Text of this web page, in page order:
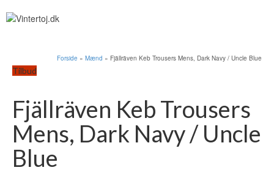
Forside » Mænd » Fjällräven Keb Trousers Mens, Dark Navy / Uncle Blue
Tilbud
Fjällräven Keb Trousers
Mens, Dark Navy / Uncle
Blue